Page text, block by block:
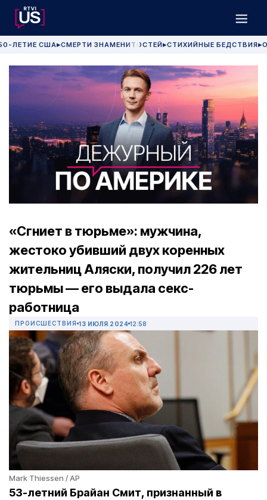
ЛЕТИЕ США▶СМЕРТИ ЗНАМЕНИТОСТЕЙ▶СТИХИЙНЫЕ БЕДСТВИЯ▶
«Сгниет в тюрьме»: мужчина,
жестоко убивший двух коренных
жительниц Аляски, получил 226 лет
тюрьмы — его выдала секс-
работница
ПРОИСШЕСТВИЯ 13 ИЮЛЯ 2024 12:58
Mark Thiessen / AP
53-летний Брайан Смит, признанный в